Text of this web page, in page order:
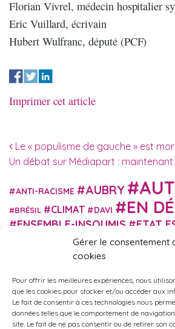
Gérer le consentement
cookies
Pour offrir les meilleures expériences, nous
que les cookies pour stocker et/ou accéder aux
Le fait de consentir à ces technologies nous
données telles que le comportement de
site. Le fait de ne pas consentir ou de retirer son
Florian Vivrel, médecin hospitalier
Eric Vuillard, écrivain
Hubert Wulfranc, député (PCF)
Imprimer cet article
Navigation des
Le « populisme de gauche » est
Un débat sur Médiapart : maintenant
ANTI-RACISME AUBRY
BRÉSIL CLIMAT DAVI EN
ENSEMBLE-INSOUMIS ETAT
EUROPE EXTRÊME DROITE
FRANCE INSOUMISE
HISTOIRE IMMIGRATION ISRAËL
MACRON MARTIN MARXISME
MUNICIPALES MÉLENCHON